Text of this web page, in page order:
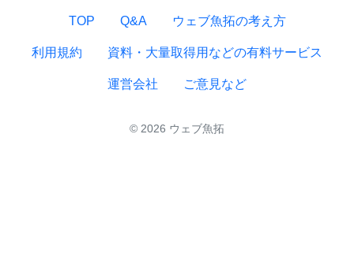
TOP Q&A ウェブ魚拓の考え方
利用規約 資料・大量取得用などの有料サービス
運営会社 ご意見など
© 2026 ウェブ魚拓